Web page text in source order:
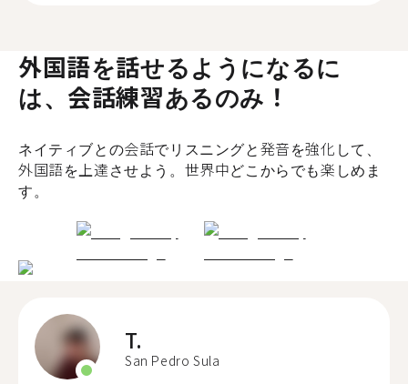
外国語を話せるようになるに
は、会話練習あるのみ！
ネイティブとの会話でリスニングと発音を強化して、
外国語を上達させよう。世界中どこからでも楽しめま
す。
T.
San Pedro Sula